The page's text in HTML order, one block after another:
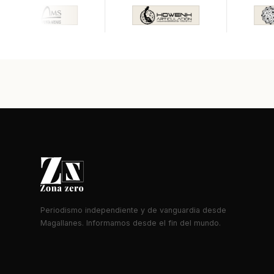
Periodismo independiente y de vanguardia desde
Magallanes. Informamos desde el fin del mundo.